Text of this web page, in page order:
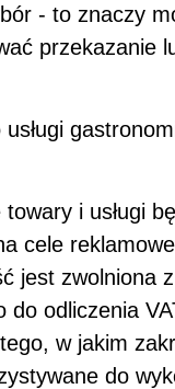
- to znaczy
przekazanie
i usługi
cele
jest zwolniona z
do odliczenia
w jakim
do